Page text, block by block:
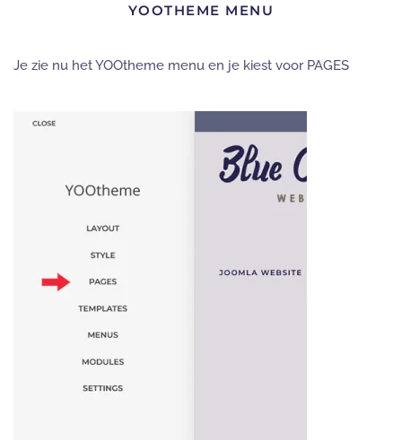
YOOTHEME MENU
Je zie nu het YOOtheme menu en je kiest voor PAGES